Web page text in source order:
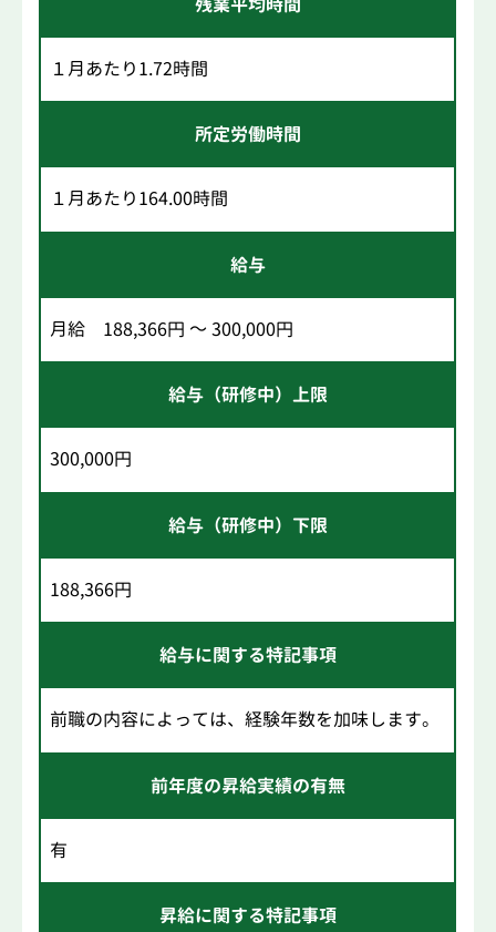
１月あたり1.72時間
所定労働時間
１月あたり164.00時間
給与
月給 188,366円 ～ 300,000円
給与（研修中）上限
300,000円
給与（研修中）下限
188,366円
給与に関する特記事項
前職の内容によっては、経験年数を加味します。
前年度の昇給実績の有無
有
昇給に関する特記事項